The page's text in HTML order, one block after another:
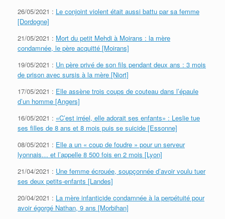
26/05/2021 : Le conjoint violent était aussi battu par sa femme
[Dordogne]
21/05/2021 : Mort du petit Mehdi à Moirans : la mère
condamnée, le père acquitté [Moirans]
19/05/2021 : Un père privé de son fils pendant deux ans : 3 mois
de prison avec sursis à la mère [Niort]
17/05/2021 : Elle assène trois coups de couteau dans l’épaule
d’un homme [Angers]
16/05/2021 : «C’est irréel, elle adorait ses enfants» : Leslie tue
ses filles de 8 ans et 8 mois puis se suicide [Essonne]
08/05/2021 : Elle a un « coup de foudre » pour un serveur
lyonnais… et l’appelle 8 500 fois en 2 mois [Lyon]
21/04/2021 : Une femme écrouée, soupçonnée d’avoir voulu tuer
ses deux petits-enfants [Landes]
20/04/2021 : La mère infanticide condamnée à la perpétuité pour
avoir égorgé Nathan, 9 ans [Morbihan]